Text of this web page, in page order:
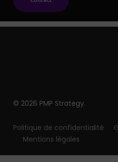
© 2026 PMP Strategy.
Politique de confidentialité
Mentions légales